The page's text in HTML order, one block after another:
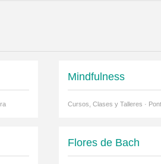
Mindfulness
Cursos, Clases y Talleres ·
Flores de Bach